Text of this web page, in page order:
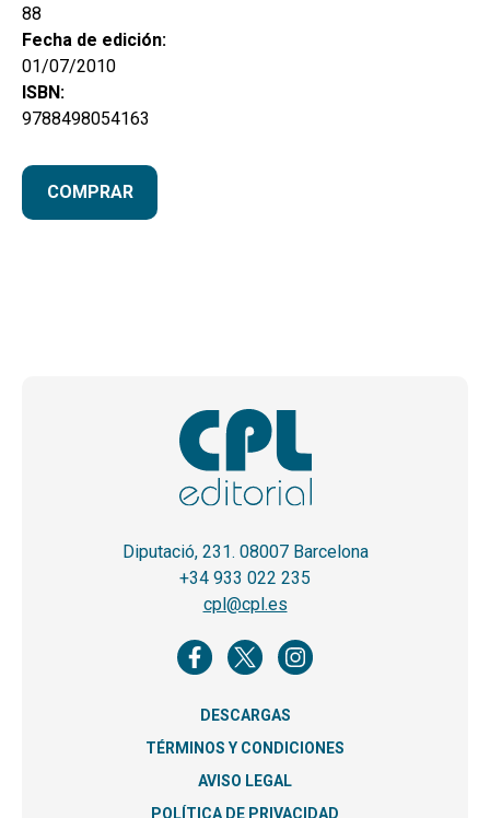
88
Fecha de edición:
01/07/2010
ISBN:
9788498054163
COMPRAR
Diputació, 231. 08007 Barcelona
+34 933 022 235
cpl@cpl.es
DESCARGAS
TÉRMINOS Y CONDICIONES
AVISO LEGAL
POLÍTICA DE PRIVACIDAD